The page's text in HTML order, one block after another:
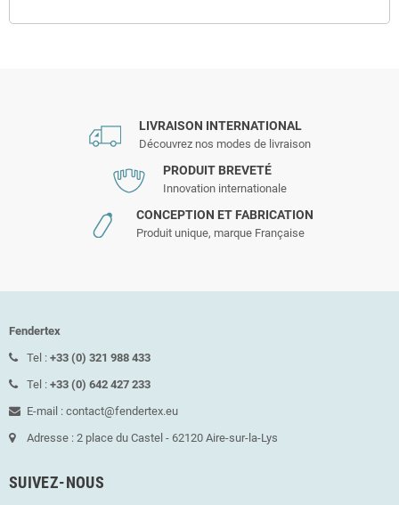
LIVRAISON INTERNATIONAL
Découvrez nos modes de livraison
PRODUIT BREVETÉ
Innovation internationale
CONCEPTION ET FABRICATION
Produit unique, marque Française
Fendertex
Tel : +33 (0) 321 988 433
Tel : +33 (0) 642 427 233
E-mail : contact@fendertex.eu
Adresse : 2 place du Castel - 62120 Aire-sur-la-Lys
SUIVEZ-NOUS